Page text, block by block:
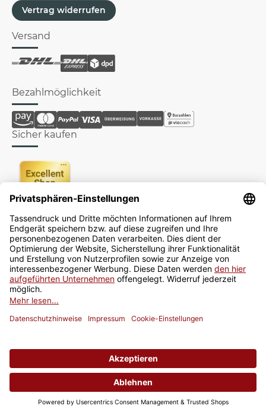
Vertrag widerrufen
Versand
Bezahlmöglichkeit
Sicher kaufen
Newsletter